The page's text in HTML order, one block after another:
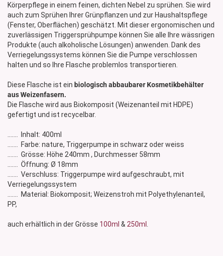
Körperpflege in einem feinen, dichten Nebel zu sprühen. Sie wird
auch zum Sprühen Ihrer Grünpflanzen und zur Haushaltspflege
(Fenster, Oberflächen) geschätzt. Mit dieser ergonomischen und
zuverlässigen Triggersprühpumpe können Sie alle Ihre wässrigen
Produkte (auch alkoholische Lösungen) anwenden. Dank des
Verriegelungssystems können Sie die Pumpe verschlossen
halten und so Ihre Flasche problemlos transportieren.
Diese Flasche ist ein biologisch abbaubarer Kosmetikbehälter
aus Weizenfasern.
Die Flasche wird aus Biokomposit (Weizenanteil mit HDPE)
gefertigt und ist recycelbar.
....... Inhalt: 400ml
....... Farbe: nature, Triggerpumpe in schwarz oder weiss
....... Grösse: Höhe 240mm , Durchmesser 58mm
....... Öffnung: Ø 18mm
....... Verschluss: Triggerpumpe wird aufgeschraubt, mit
Verriegelungssystem
....... Material: Biokomposit; Weizenstroh mit Polyethylenanteil,
PP,
auch erhältlich in der Grösse 100ml &250ml .